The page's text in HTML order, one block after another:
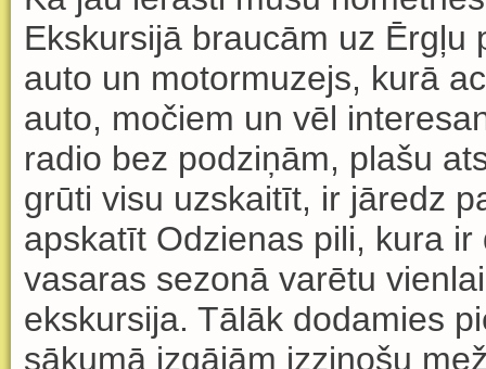
Ekskursijābraucām uz Ērgļu
auto un motormuzejs, kurā
auto, močiem un vēl
radio bez podziņām, plašu
grūti visu uzskaitīt, ir jāredz
apskatīt Odzienas pili, kura ir
vasaras sezonāvarētu
ekskursija. Tālāk dodamies
sākumāizgājām izzinošu